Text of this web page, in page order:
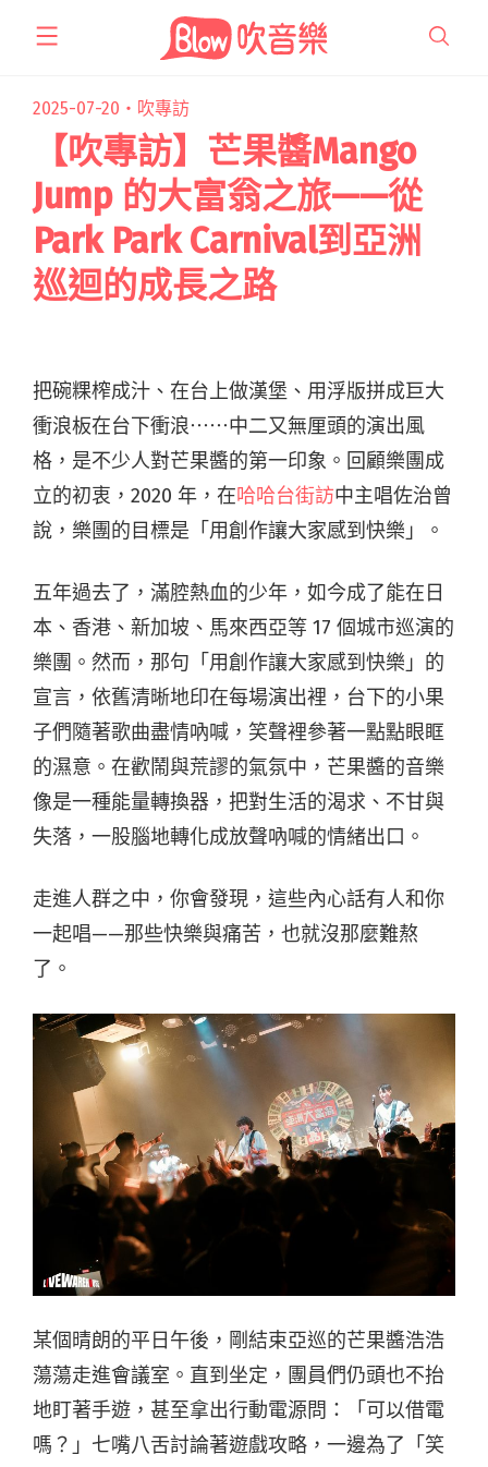
2025-07-20・ 吹專訪
【吹專訪】芒果醬Mango
Jump 的大富翁之旅——從
Park Park Carnival到亞洲
巡迴的成長之路
把碗粿榨成汁、在台上做漢堡、用浮版拼成巨大
衝浪板在台下衝浪⋯⋯中二又無厘頭的演出風
格，是不少人對芒果醬的第一印象。回顧樂團成
立的初衷，2020 年，在哈哈台街訪中主唱佐治曾
說，樂團的目標是「用創作讓大家感到快樂」。
五年過去了，滿腔熱血的少年 ，如今成了能在日
本、香港、新加坡、馬來西亞等 17 個城市巡演的
樂團。然而，那句「 用創作讓大家感到快樂 」的
宣言，依舊清晰地印在每場演出裡，台下的小果
子們隨著歌曲盡情吶喊，笑聲裡參著一點點眼眶
的濕意。在歡鬧與荒謬的氣氛中，芒果醬的音樂
像是一種能量轉換器，把對生活的渴求、 不甘與
失落 ，一股腦地轉化成放聲吶喊的情緒出口。
走進人群之中，你會發現，這些內心話有人和你
一起唱——那些快樂與痛苦，也就沒那麼難熬
了。
某個晴朗的平日午後，剛結束亞巡的芒果醬浩浩
蕩蕩走進會議室。直到坐定，團員們仍頭也不抬
地盯著手遊，甚至拿出行動電源問：「可以借電
嗎？」七嘴八舌討論著遊戲攻略，一邊為了「笑